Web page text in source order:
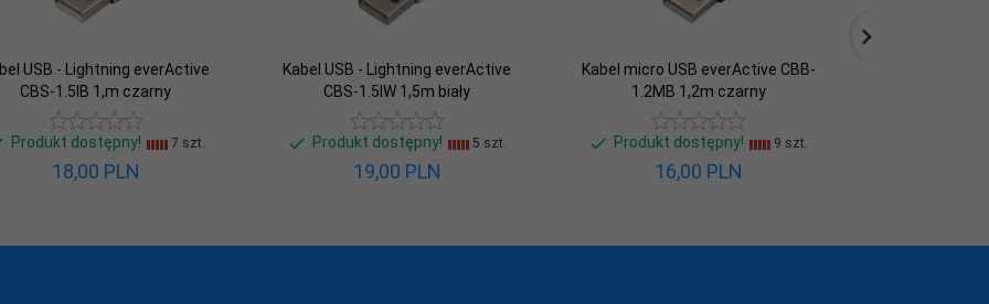
USB - Lightning everActive
CBS-1.5IB 1,m czarny
Produkt dostępny! 7 szt.
18,00 PLN
Kabel USB - Lightning everActive
CBS-1.5IW 1,5m biały
Produkt dostępny! 5 szt.
19,00 PLN
Kabel micro USB everActive CBB-
1.2MB 1,2m czarny
Produkt dostępny! 9 szt.
16,00 PLN